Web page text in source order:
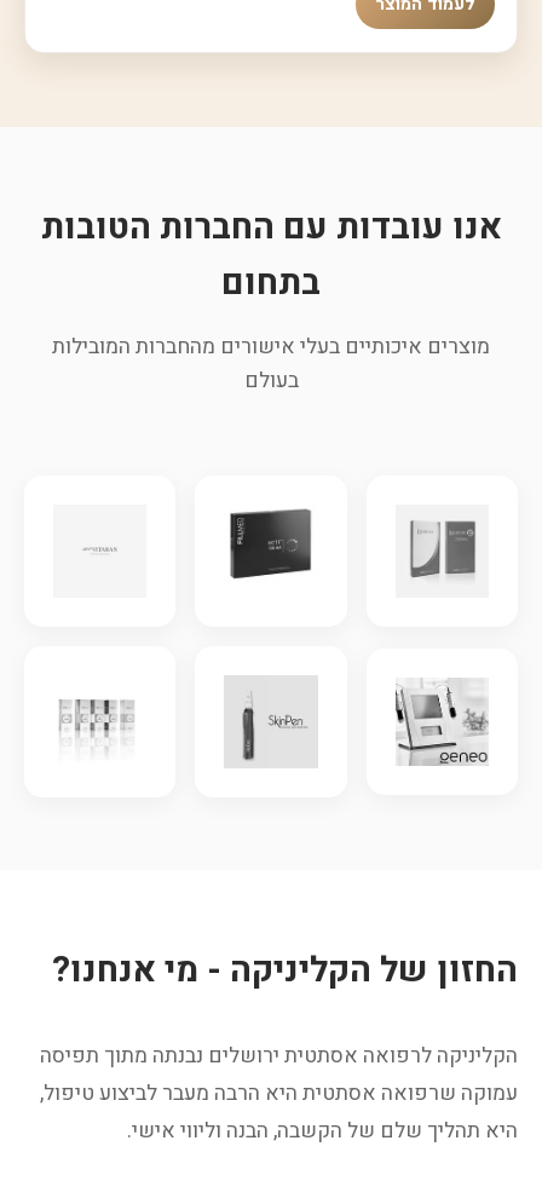
אנו עובדות עם החברות הטובות
בתחום
מוצרים איכותיים בעלי אישורים מהחברות המובילות
בעולם
החזון של הקליניקה - מי אנחנו?
הקליניקה לרפואה אסתטית ירושלים נבנתה מתוך תפיסה
עמוקה שרפואה אסתטית היא הרבה מעבר לביצוע טיפול,
היא תהליך שלם של הקשבה, הבנה וליווי אישי.